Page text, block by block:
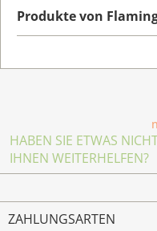
Produkte von
HABEN SIE ETWAS
IHNEN WEITERHELFEN?
ZAHLUNGSARTEN